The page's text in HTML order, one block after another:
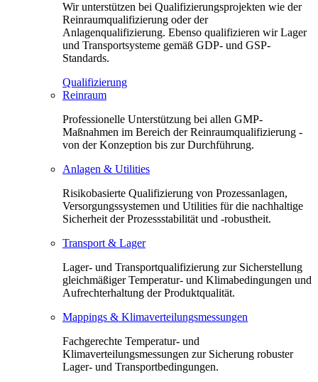
Wir unterstützen bei Qualifizierungsprojekten wie der
Reinraumqualifizierung oder der
Anlagenqualifizierung. Ebenso qualifizieren wir Lager
und Transportsysteme gemäß GDP- und GSP-
Standards.
Qualifizierung
Reinraum
Professionelle Unterstützung bei allen GMP-
Maßnahmen im Bereich der Reinraumqualifizierung -
von der Konzeption bis zur Durchführung.
Anlagen & Utilities
Risikobasierte Qualifizierung von Prozessanlagen,
Versorgungssystemen und Utilities für die nachhaltige
Sicherheit der Prozessstabilität und -robustheit.
Transport & Lager
Lager- und Transportqualifizierung zur Sicherstellung
gleichmäßiger Temperatur- und Klimabedingungen und
Aufrechterhaltung der Produktqualität.
Mappings & Klimaverteilungsmessungen
Fachgerechte Temperatur- und
Klimaverteilungsmessungen zur Sicherung robuster
Lager- und Transportbedingungen.